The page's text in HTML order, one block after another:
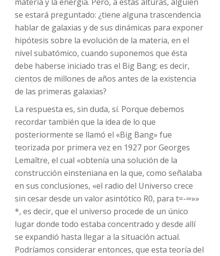
se estará preguntado: ¿tiene alguna trascendencia
hablar de galaxias y de sus dinámicas para exponer
hipótesis sobre la evolución de la materia, en el
nivel subatómico, cuando suponemos que ésta
debe haberse iniciado tras el Big Bang; es decir,
cientos de millones de años antes de la existencia
de las primeras galaxias?
La respuesta es, sin duda, sí. Porque debemos
recordar también que la idea de lo que
posteriormente se llamó el «Big Bang» fue
teorizada por primera vez en 1927 por Georges
Lemaître, el cual «obtenía una solución de la
construcción einsteniana en la que, como señalaba
en sus conclusiones, «el radio del Universo crece
sin cesar desde un valor asintótico R0, para t=-∞»»
*, es decir, que el universo procede de un único
lugar donde todo estaba concentrado y desde allí
se expandió hasta llegar a la situación actual.
Podríamos considerar entonces, que esta teoría del